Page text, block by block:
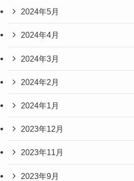
2024年5月
2024年4月
2024年3月
2024年2月
2024年1月
2023年12月
2023年11月
2023年9月